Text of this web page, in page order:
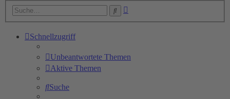
Suche
Schnellzugriff
Unbeantwortete Themen
Aktive Themen
Suche